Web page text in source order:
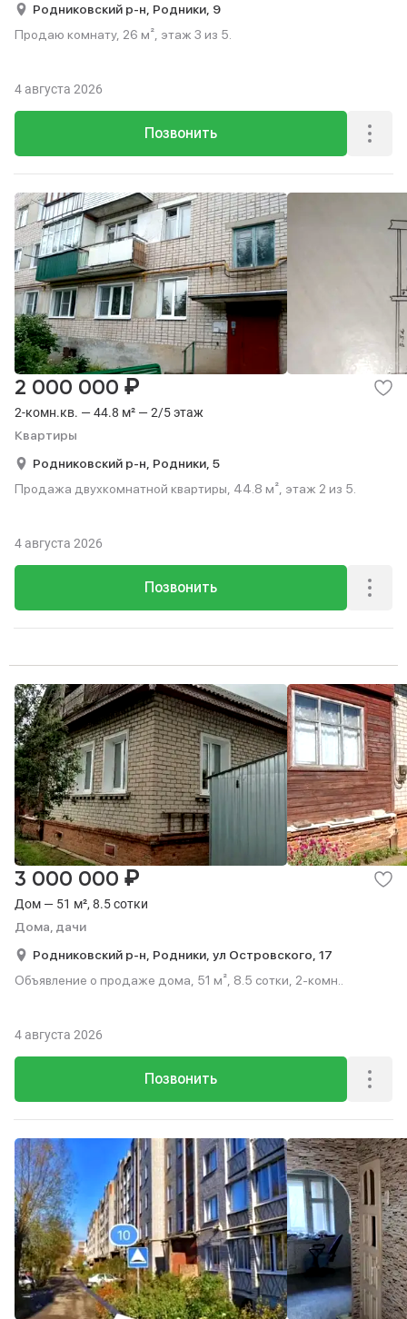
Родниковский р-н, Родники, 9
Продаю комнату, 26 м², этаж 3 из 5.
Позвонить
4 августа 2026
2-комн.кв. — 44.8 м² — 2/5 этаж
Квартиры
2 000 000 ₽
Родниковский р-н, Родники, 5
Продажа двухкомнатной квартиры, 44.8 м², этаж 2 из 5.
Позвонить
4 августа 2026
Дом — 51 м², 8.5 сотки
Дома, дачи
3 000 000 ₽
Родниковский р-н, Родники, ул Островского, 17
Объявление о продаже дома, 51 м², 8.5 сотки, 2-комн..
Позвонить
4 августа 2026